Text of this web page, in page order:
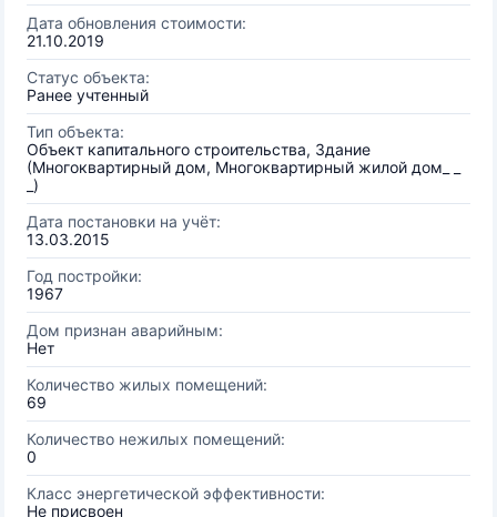
Дата обновления стоимости:
21.10.2019
Статус объекта:
Ранее учтенный
Тип объекта:
Объект капитального строительства, Здание
(Многоквартирный дом, Многоквартирный жилой дом_ _
_)
Дата постановки на учёт:
13.03.2015
Год постройки:
1967
Дом признан аварийным:
Нет
Количество жилых помещений:
69
Количество нежилых помещений:
0
Класс энергетической эффективности:
Не присвоен